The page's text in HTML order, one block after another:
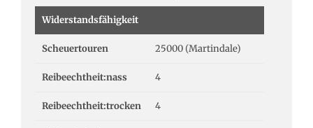
Widerstandsfähigkeit
Scheuertouren 25000 (Martindale)
Reibeechtheit:nass 4
Reibeechtheit:trocken 4